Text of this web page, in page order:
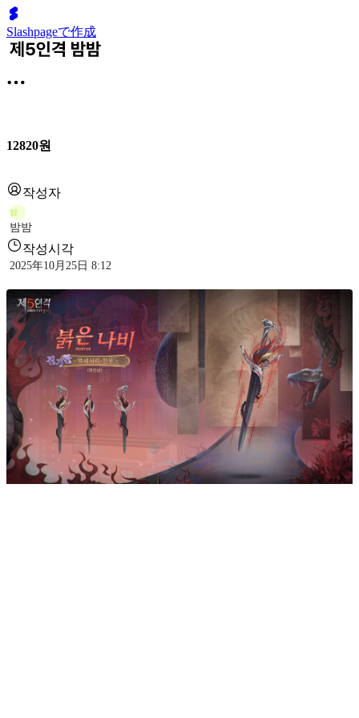
Slashpageで作成
12820원
작성자
밤
밤밤
작성시각
2025年10月25日 8:12